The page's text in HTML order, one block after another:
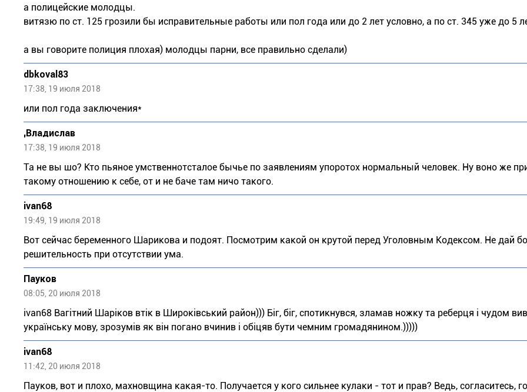
а полицейские молодцы.
витязю по ст. 125 грозили бы исправительные работы или пол года или до 2 лет условно, а по ст. 345 уже до 5
а вы говорите полиция плохая) молодцы парни, все правильно сделали)
dbkoval83
17:38, 19 июля 2018
или пол года заключения*
,Bладислaв
17:38, 19 июля 2018
Та не вы шо? Кто пьяное умственнотсталое бычье по заявлениям упоротох нормальный человек. Ну воно же
такому отношению к себе, от и не баче там ничо такого.
ivan68
19:49, 19 июля 2018
Вот сейчас беременного Шарикова и подоят. Посмотрим какой он крутой перед Уголовным Кодексом. Не дай
решительность при отсутствии ума.
Пауков
08:05, 20 июля 2018
ivan68 Вагітний Шаріков втік в Широківський район))) Біг, біг, спотикнувся, зламав ножку та реберця і чудом
українську мову, зрозумів як він погано вчинив і обіцяв бути чемним громадянином.)))))
ivan68
11:42, 20 июля 2018
Пауков, вот и плохо, махновщина какая-то. Получается у кого сильнее кулаки - тот и прав? Ведь, согласитесь,